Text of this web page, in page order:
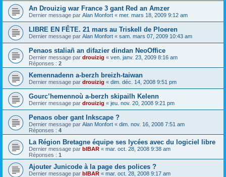
An Drouizig war France 3 gant Red an Amzer
Dernier message par Alan Monfort « mer. mars 18, 2009 9:12 am
LIBRE EN FÊTE. 21 mars au Triskell de Ploeren
Dernier message par Alan Monfort « sam. mars 07, 2009 10:43 am
Penaos staliañ an difazier dindan NeoOffice
Dernier message par drouizig « ven. janv. 23, 2009 8:16 am
Réponses : 2
Kemennadenn a-berzh breizh-taiwan
Dernier message par drouizig « dim. déc. 14, 2008 9:51 pm
Gourc’hemennoù a-berzh skipailh Kelenn
Dernier message par drouizig « jeu. nov. 20, 2008 9:21 pm
Penaos ober gant Inkscape ?
Dernier message par Alan Monfort « dim. nov. 16, 2008 7:51 am
Réponses : 4
La Région Bretagne équipe ses lycées avec du logiciel libre
Dernier message par bIBAR « mar. oct. 28, 2008 9:38 am
Réponses : 1
Ajouter Junicode à la page des polices ?
Dernier message par bIBAR « mar. oct. 28, 2008 9:17 am